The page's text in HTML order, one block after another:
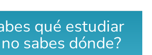
qué estudiar
sabes dónde?